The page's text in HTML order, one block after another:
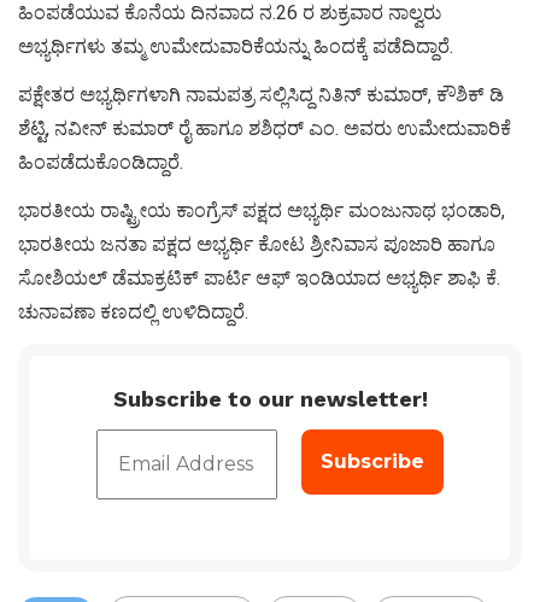
ಹಿಂಪಡೆಯುವ ಕೊನೆಯ ದಿನವಾದ ನ.26 ರ ಶುಕ್ರವಾರ ನಾಲ್ವರು
ಅಭ್ಯರ್ಥಿಗಳು ತಮ್ಮ ಉಮೇದುವಾರಿಕೆಯನ್ನು ಹಿಂದಕ್ಕೆ ಪಡೆದಿದ್ದಾರೆ.
ಪಕ್ಷೇತರ ಅಭ್ಯರ್ಥಿಗಳಾಗಿ ನಾಮಪತ್ರ ಸಲ್ಲಿಸಿದ್ದ ನಿತಿನ್ ಕುಮಾರ್, ಕೌಶಿಕ್ ಡಿ
ಶೆಟ್ಟಿ, ನವೀನ್ ಕುಮಾರ್ ರೈ ಹಾಗೂ ಶಶಿಧರ್ ಎಂ. ಅವರು ಉಮೇದುವಾರಿಕೆ
ಹಿಂಪಡೆದುಕೊಂಡಿದ್ದಾರೆ.
ಭಾರತೀಯ ರಾಷ್ಟ್ರೀಯ ಕಾಂಗ್ರೆಸ್ ಪಕ್ಷದ ಅಭ್ಯರ್ಥಿ ಮಂಜುನಾಥ ಭಂಡಾರಿ,
ಭಾರತೀಯ ಜನತಾ ಪಕ್ಷದ ಅಭ್ಯರ್ಥಿ ಕೋಟ ಶ್ರೀನಿವಾಸ ಪೂಜಾರಿ ಹಾಗೂ
ಸೋಶಿಯಲ್ ಡೆಮಾಕ್ರಟಿಕ್ ಪಾರ್ಟಿ ಆಫ್ ಇಂಡಿಯಾದ ಅಭ್ಯರ್ಥಿ ಶಾಫಿ ಕೆ.
ಚುನಾವಣಾ ಕಣದಲ್ಲಿ ಉಳಿದಿದ್ದಾರೆ.
Subscribe to our newsletter!